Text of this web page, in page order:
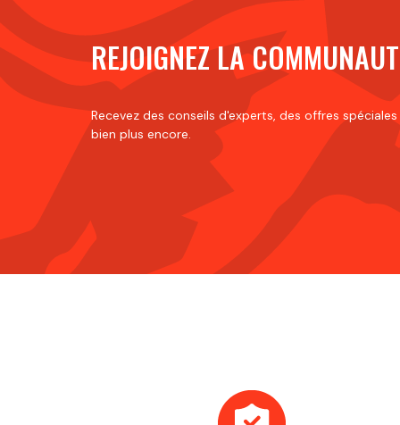
REJOIGNEZ LA
Recevez des conseils d'experts, des offres
bien plus encore.